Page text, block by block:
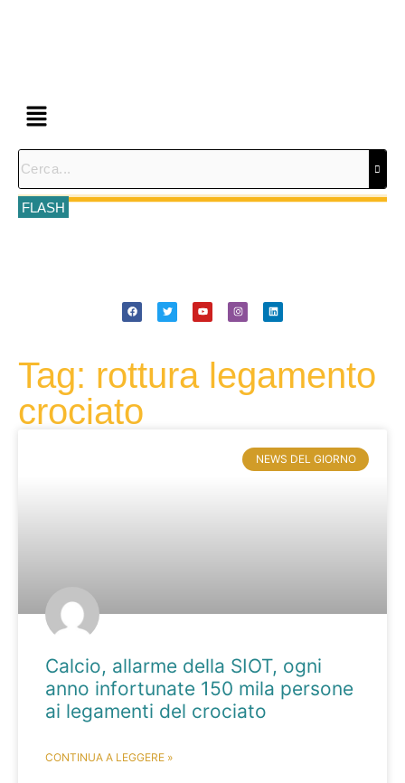
FLASH
Tag: rottura legamento
crociato
NEWS DEL GIORNO
Calcio, allarme della SIOT, ogni
anno infortunate 150 mila persone
ai legamenti del crociato
CONTINUA A LEGGERE »